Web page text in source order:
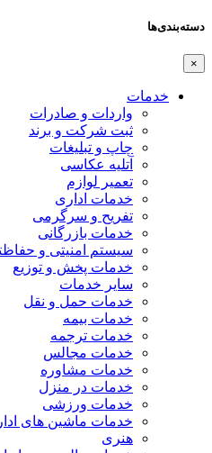
دسته‌بندی‌ها
×
خدمات
واردات و صادرات
ثبت شرکت و برند
چاپ و تبلیغات
آتلیه عکاسی
تعمیر لوازم
خدمات اداری
تفریح و سرگرمی
خدمات بازرگانی
سیستم امنیتی و
خدمات پخش و توزیع
سایر خدمات
خدمات حمل و نقل
خدمات بیمه
خدمات ترجمه
خدمات مجالس
خدمات مشاوره
خدمات در منزل
خدمات ورزشی
خدمات ماشین های
هنری